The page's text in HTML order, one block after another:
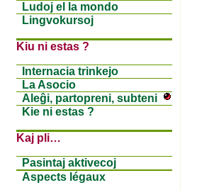
Ludoj el la mondo
Lingvokursoj
Kiu ni estas ?
Internacia trinkejo
La Asocio
Aleĝi, partopreni, subteni
Kie ni estas ?
Kaj pli…
Pasintaj aktivecoj
Aspects légaux